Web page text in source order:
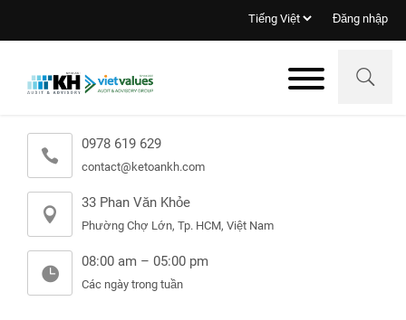
Đăng nhập
0978 619 629
contact@ketoankh.com
33 Phan Văn Khỏe
Phường Chợ Lớn, Tp. HCM, Việt Nam
08:00 am – 05:00 pm
Các ngày trong tuần